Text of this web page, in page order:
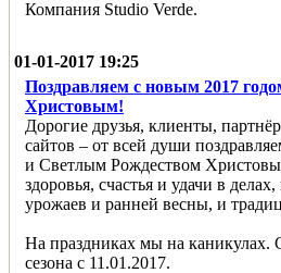
Компания Studio Verde.
01-01-2017 19:25
Поздравляем с новым 2017
Христовым!
Дорогие друзья, клиенты,
сайтов – от всей души
и Светлым Рождеством
здоровья, счастья и удачи в
урожаев и ранней весны, и
На праздниках мы на каникулах.
сезона с 11.01.2017.